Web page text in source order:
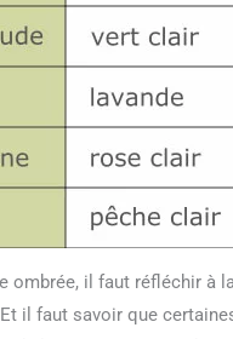
il faut réfléchir à
il faut savoir que